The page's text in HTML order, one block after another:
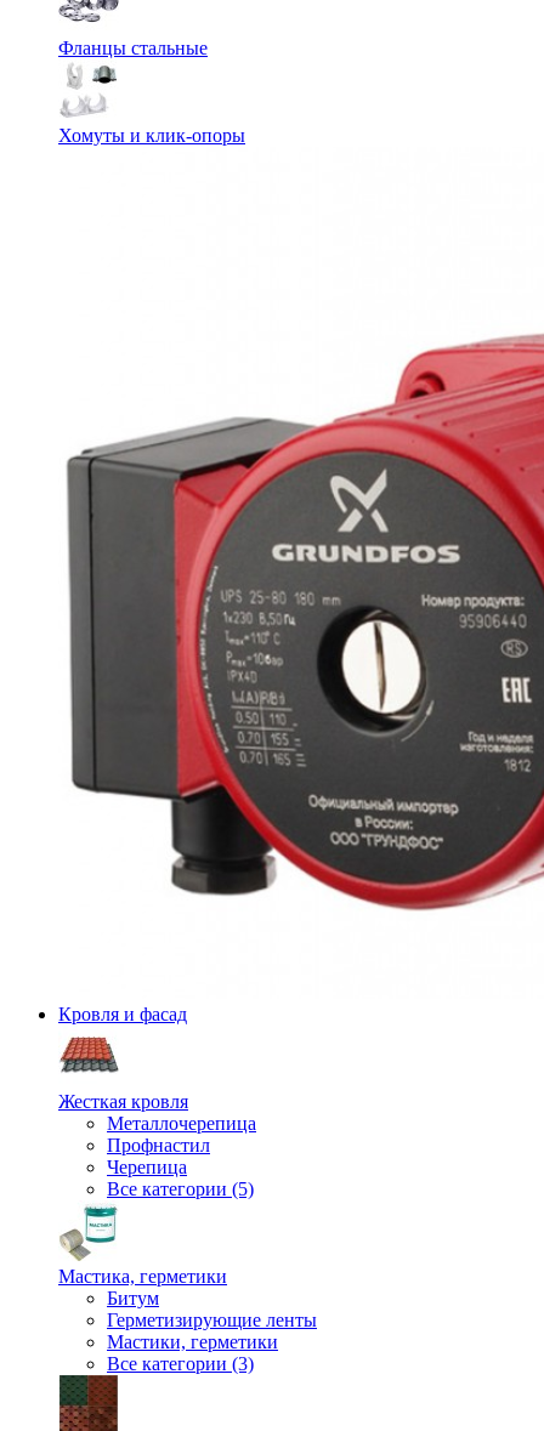
Фланцы стальные
Хомуты и клик-опоры
Кровля и фасад
Жесткая кровля
Металлочерепица
Профнастил
Черепица
Все категории (5)
Мастика, герметики
Битум
Герметизирующие ленты
Мастики, герметики
Все категории (3)